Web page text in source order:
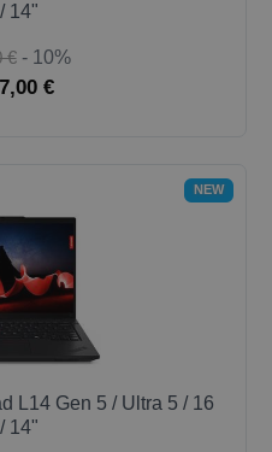
14"
€ - 10%
€
NEW
L14 Gen 5 / Ultra 5 / 16
14"